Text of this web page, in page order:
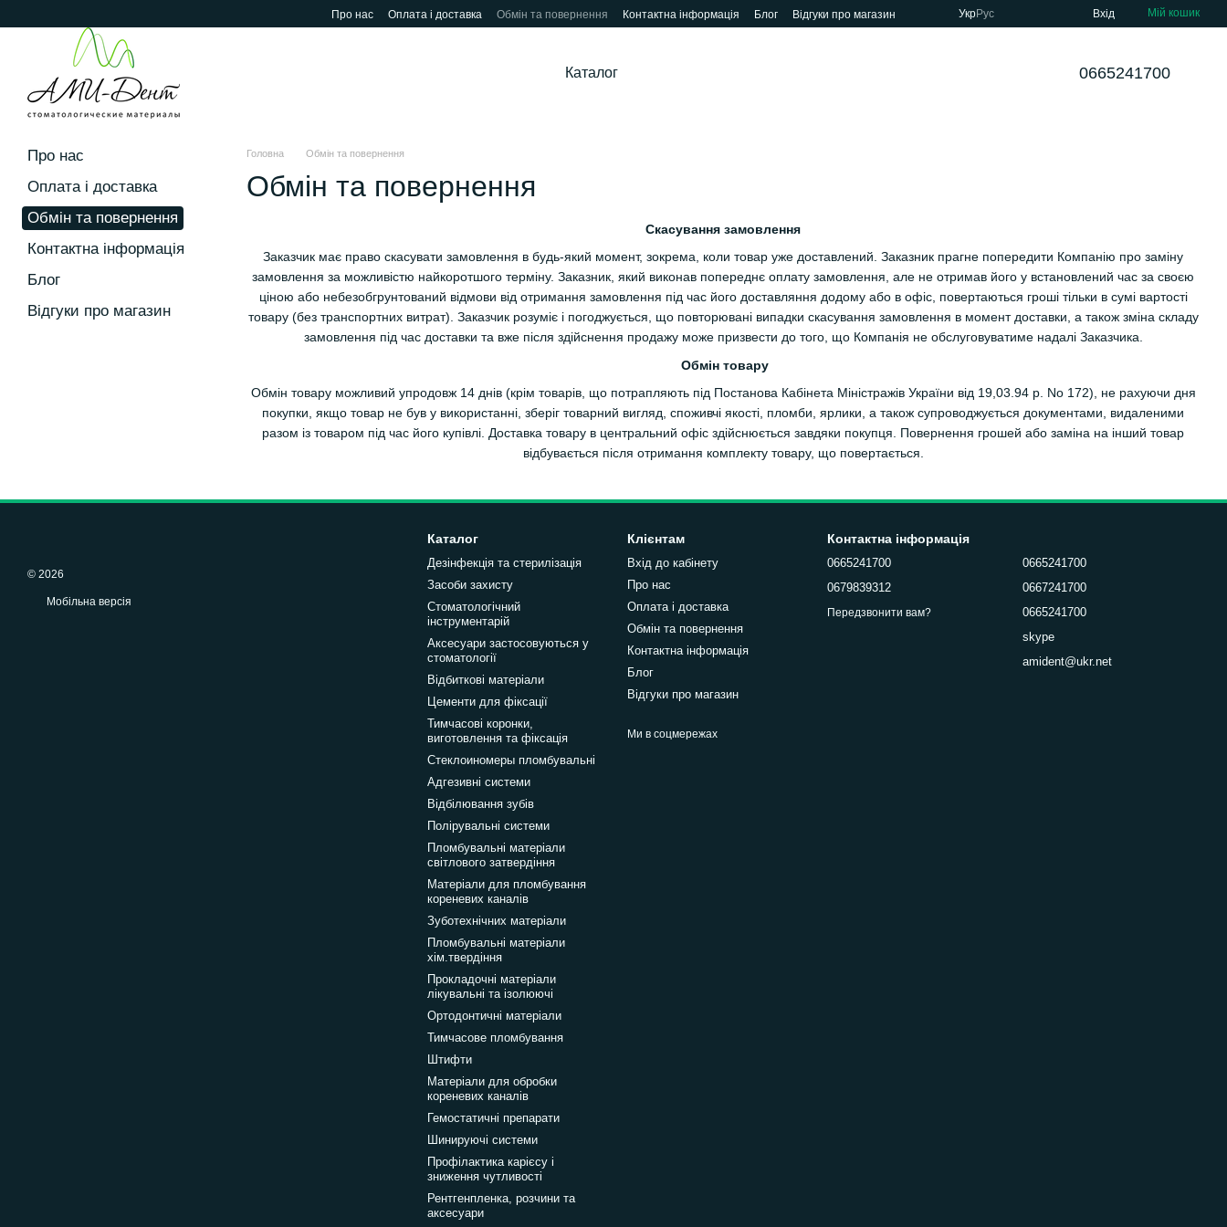
Про нас Оплата і доставка Обмін та повернення Контактна інформація Блог Відгуки про магазин УкрРус Вхід Мій кошик
Каталог 0665241700
Головна Обмін та повернення
Обмін та повернення
Скасування замовлення
Заказчик має право скасувати замовлення в будь-який момент, зокрема, коли товар уже доставлений. Заказник прагне попередити Компанію про заміну
замовлення за можливістю найкоротшого терміну. Заказник, який виконав попереднє оплату замовлення, але не отримав його у встановлений час за своєю
ціною або небезобгрунтований відмови від отримання замовлення під час його доставляння додому або в офіс, повертаються гроші тільки в сумі вартості
товару (без транспортних витрат). Заказчик розуміє і погоджується, що повторювані випадки скасування замовлення в момент доставки, а також зміна складу
замовлення під час доставки та вже після здійснення продажу може призвести до того, що Компанія не обслуговуватиме надалі Заказчика.
Обмін товару
Обмін товару можливий упродовж 14 днів (крім товарів, що потрапляють під Постанова Кабінета Міністражів України від 19,03.94 р. No 172), не рахуючи дня
покупки, якщо товар не був у використанні, зберіг товарний вигляд, споживчі якості, пломби, ярлики, а також супроводжується документами, видаленими
разом із товаром під час його купівлі. Доставка товару в центральний офіс здійснюється завдяки покупця. Повернення грошей або заміна на інший товар
відбувається після отримання комплекту товару, що повертається.
Про нас
Оплата і доставка
Обмін та повернення
Контактна інформація
Блог
Відгуки про магазин
© 2026
Мобільна версія
Каталог
Дезінфекція та стерилізація
Засоби захисту
Стоматологічний
інструментарій
Аксесуари застосовуються у
стоматології
Відбиткові матеріали
Цементи для фіксації
Тимчасові коронки,
виготовлення та фіксація
Стеклоиномеры пломбувальні
Адгезивні системи
Відбілювання зубів
Полірувальні системи
Пломбувальні матеріали
світлового затвердіння
Матеріали для пломбування
кореневих каналів
Зуботехнічних матеріали
Пломбувальні матеріали
хім.твердіння
Прокладочні матеріали
лікувальні та ізолюючі
Ортодонтичні матеріали
Тимчасове пломбування
Штифти
Матеріали для обробки
кореневих каналів
Гемостатичні препарати
Шинируючі системи
Профілактика карієсу і
зниження чутливості
Рентгенпленка, розчини та
аксесуари
Клієнтам
Вхід до кабінету
Про нас
Оплата і доставка
Обмін та повернення
Контактна інформація
Блог
Відгуки про магазин
Ми в соцмережах
Контактна інформація
0665241700
0679839312
Передзвонити вам?
0665241700
0667241700
0665241700
skype
amident@ukr.net